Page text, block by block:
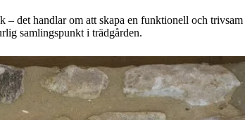
– det handlar om att skapa en funktionell och
samlingspunkt i trädgården.